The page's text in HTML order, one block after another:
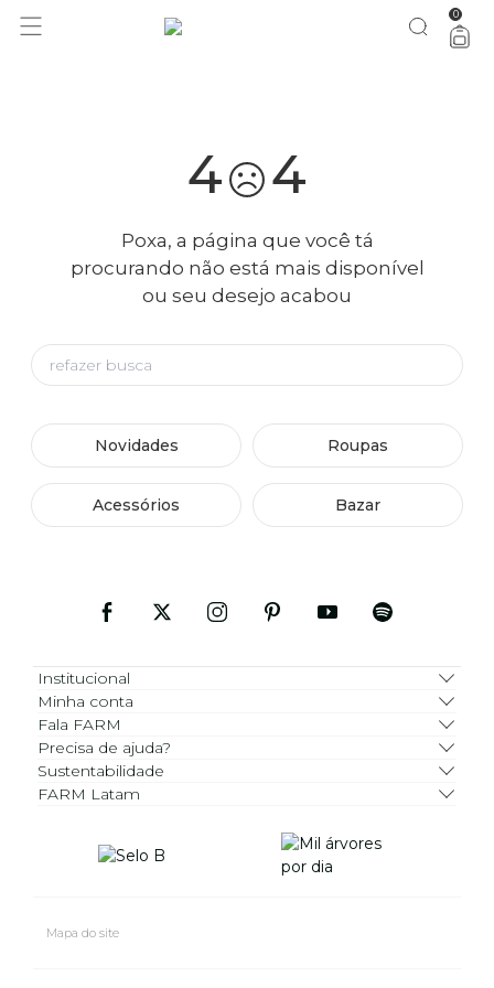
você merece 30% OFF pra comemorar com a gente aproveita! 0
4 4
Poxa, a página que você tá
procurando não está mais disponível
ou seu desejo acabou
Novidades Roupas
Acessórios Bazar
Institucional
Minha conta
Fala FARM
Precisa de ajuda?
Sustentabilidade
FARM Latam
Mapa do site